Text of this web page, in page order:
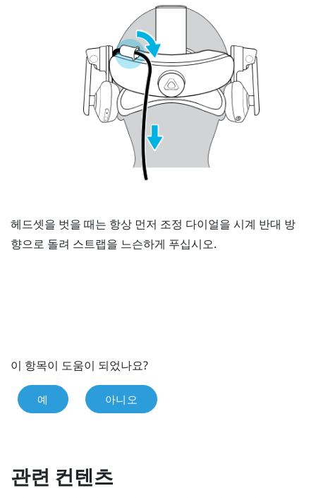
헤드셋을 벗을 때는 항상 먼저 조정 다이얼을 시계 반대 방
향으로 돌려 스트랩을 느슨하게 푸십시오.
이 항목이 도움이 되었나요?
예 아니오
관련 컨텐츠